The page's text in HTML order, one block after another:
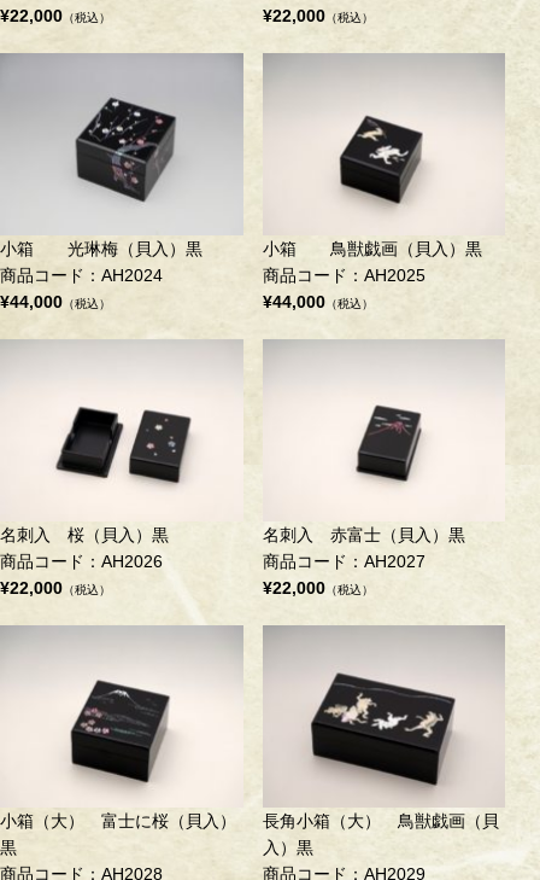
¥22,000 （税込）
¥22,000（税込）
小箱 光琳梅（貝入）黒
商品コード：AH2024
¥44,000 （税込）
小箱 鳥獣戯画（貝入）黒
商品コード：AH2025
¥44,000（税込）
名刺入 桜（貝入）黒
商品コード：AH2026
¥22,000 （税込）
名刺入 赤富士（貝入）黒
商品コード：AH2027
¥22,000（税込）
小箱（大） 富士に桜（貝入）
黒
商品コード：AH2028
長角小箱（大） 鳥獣戯画（貝
入）黒
商品コード：AH2029